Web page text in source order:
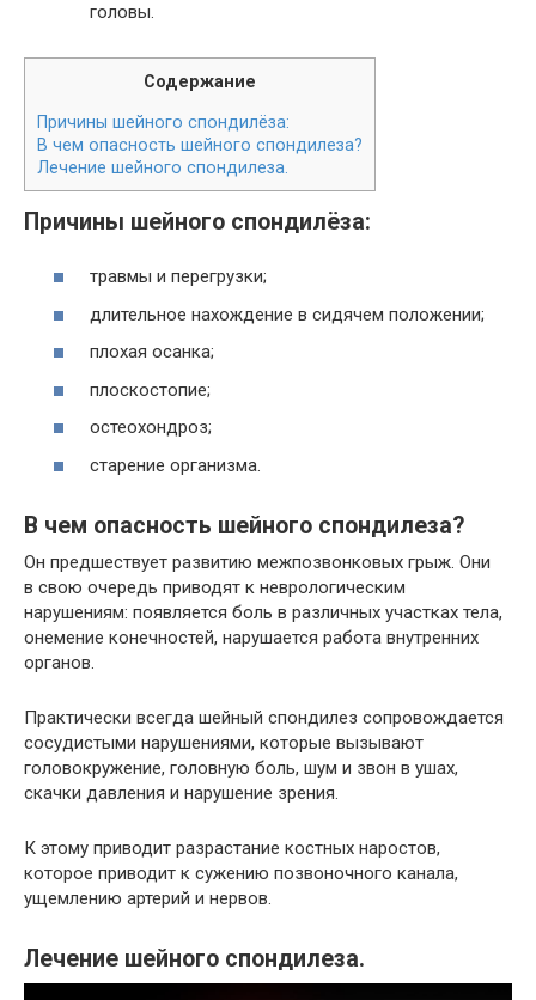
головы.
Содержание
Причины шейного спондилёза:
В чем опасность шейного спондилеза?
Лечение шейного спондилеза.
Причины шейного спондилёза:
травмы и перегрузки;
длительное нахождение в сидячем положении;
плохая осанка;
плоскостопие;
остеохондроз;
старение организма.
В чем опасность шейного спондилеза?
Он предшествует развитию межпозвонковых грыж. Они
в свою очередь приводят к неврологическим
нарушениям: появляется боль в различных участках тела,
онемение конечностей, нарушается работа внутренних
органов.
Практически всегда шейный спондилез сопровождается
сосудистыми нарушениями, которые вызывают
головокружение, головную боль, шум и звон в ушах,
скачки давления и нарушение зрения.
К этому приводит разрастание костных наростов,
которое приводит к сужению позвоночного канала,
ущемлению артерий и нервов.
Лечение шейного спондилеза.